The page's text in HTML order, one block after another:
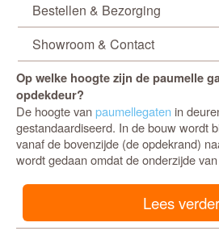
Bestellen & Bezorging
Showroom & Contact
Op welke hoogte zijn de paumelle
opdekdeur?
De hoogte vanpaumellegaten in
gestandaardiseerd. In de bouw wordt
vanaf de bovenzijde (de opdekrand)
wordt gedaan omdat de onderzijde
Lees verder